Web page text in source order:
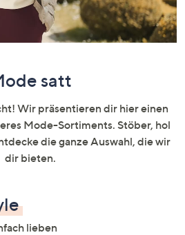
satt
Wir präsentieren dir hier einen
Mode-Sortiments. Stöber, hol
die ganze Auswahl, die wir
dir bieten.
lieben